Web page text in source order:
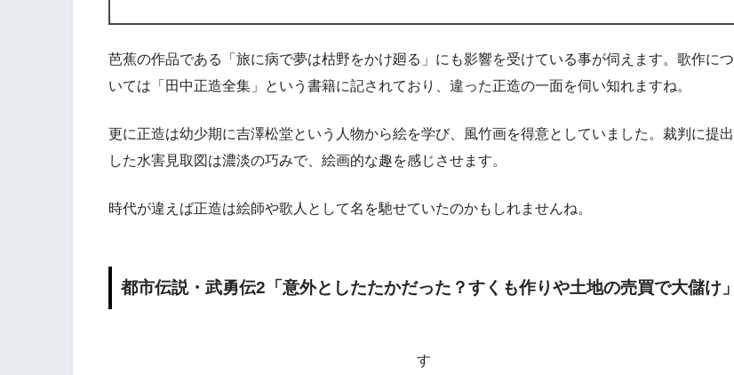
芭蕉の作品である「旅に病で夢は枯野をかけ廻る」にも影響を受けている事が伺えます。歌作につ
いては「田中正造全集」という書籍に記されており、違った正造の一面を伺い知れますね。
更に正造は幼少期に吉澤松堂という人物から絵を学び、風竹画を得意としていました。裁判に提出
した水害見取図は濃淡の巧みで、絵画的な趣を感じさせます。
時代が違えば正造は絵師や歌人として名を馳せていたのかもしれませんね。
都市伝説・武勇伝2「意外としたたかだった？すくも作りや土地の売買で大儲け」
す